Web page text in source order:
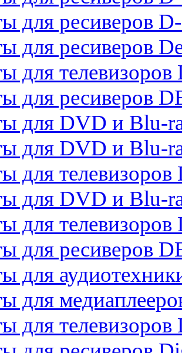
для ресиверов
для ресиверов
для телевизоров
для ресиверов
для DVD и Blu-
для DVD и Blu-
для
для DVD и Blu-
для телевизоров
для ресиверов
для
для
для телевизоров